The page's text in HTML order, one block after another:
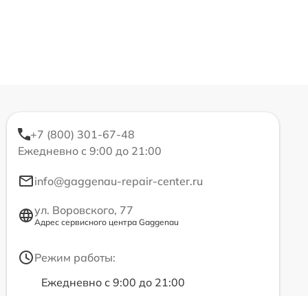
+7 (800) 301-67-48
Ежедневно с 9:00 до 21:00
info@gaggenau-repair-center.ru
ул. Воровского, 77
Адрес сервисного центра Gaggenau
Режим работы:
Ежедневно с 9:00 до 21:00